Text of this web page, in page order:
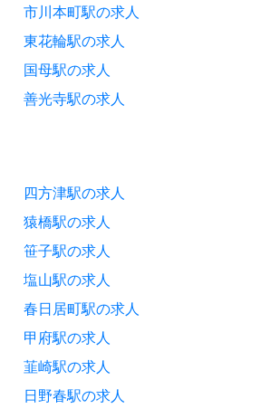
市川本町駅の求人
東花輪駅の求人
国母駅の求人
善光寺駅の求人
四方津駅の求人
猿橋駅の求人
笹子駅の求人
塩山駅の求人
春日居町駅の求人
甲府駅の求人
韮崎駅の求人
日野春駅の求人